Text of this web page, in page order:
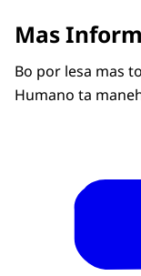
Mas
Bo por lesa mas
Humano ta